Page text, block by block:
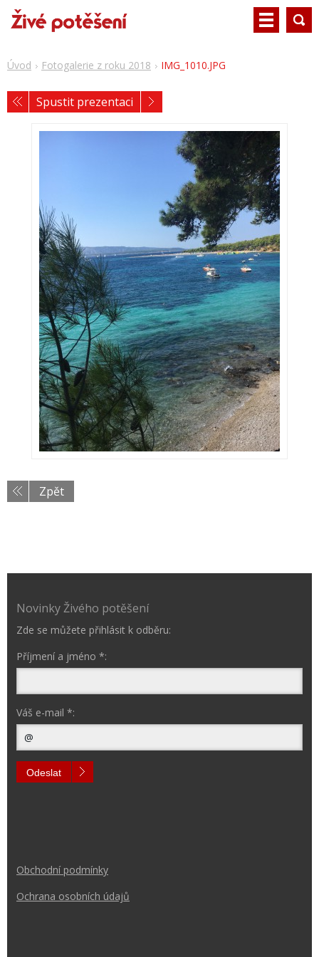
Úvod Fotogalerie z roku 2018 IMG_1010.JPG
Spustit prezentaci
Zpět
Novinky Živého potěšení
Zde se můžete přihlásit k odběru:
Příjmení a jméno *:
Váš e-mail *:
Odeslat
Obchodní podmínky
Ochrana osobních údajů